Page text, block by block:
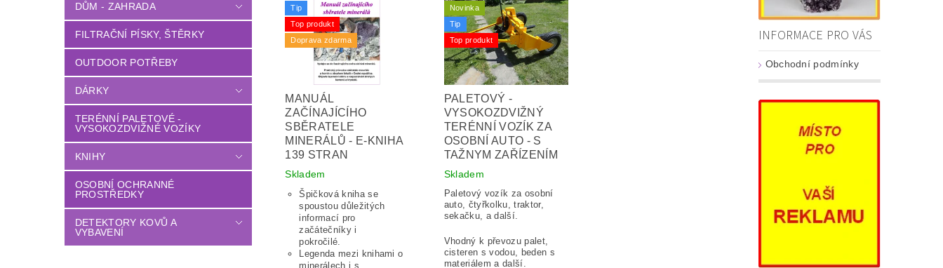
DŮM - ZAHRADA
FILTRAČNÍ PÍSKY, ŠTĚRKY
OUTDOOR POTŘEBY
DÁRKY
TERÉNNÍ PALETOVÉ -
VYSOKOZDVIŽNÉ VOZÍKY
KNIHY
OSOBNÍ OCHRANNÉ
PROSTŘEDKY
DETEKTORY KOVŮ A
VYBAVENÍ
Tip
Top produkt
Doprava zdarma
MANUÁL
ZAČÍNAJÍCÍHO
SBĚRATELE
MINERÁLŮ - E-KNIHA
139 STRAN
Skladem
Špičková kniha se
spoustou důležitých
informací pro
začátečníky i
pokročilé.
Legenda mezi knihami o
minerálech i s
Novinka
Tip
Top produkt
PALETOVÝ -
VYSOKOZDVIŽNÝ
TERÉNNÍ VOZÍK ZA
OSOBNÍ AUTO - S
TAŽNYM ZAŘÍZENÍM
Skladem
Paletový vozík za osobní
auto, čtyřkolku, traktor,
sekačku, a další.
Vhodný k převozu palet,
cisteren s vodou, beden s
materiálem a další.
INFORMACE PRO VÁS
Obchodní podmínky